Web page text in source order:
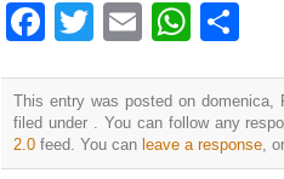
Facebook
TwitterEmail
This entry was posted on domenica,
filed under . You can follow any
2.0 feed. You can leave a response,